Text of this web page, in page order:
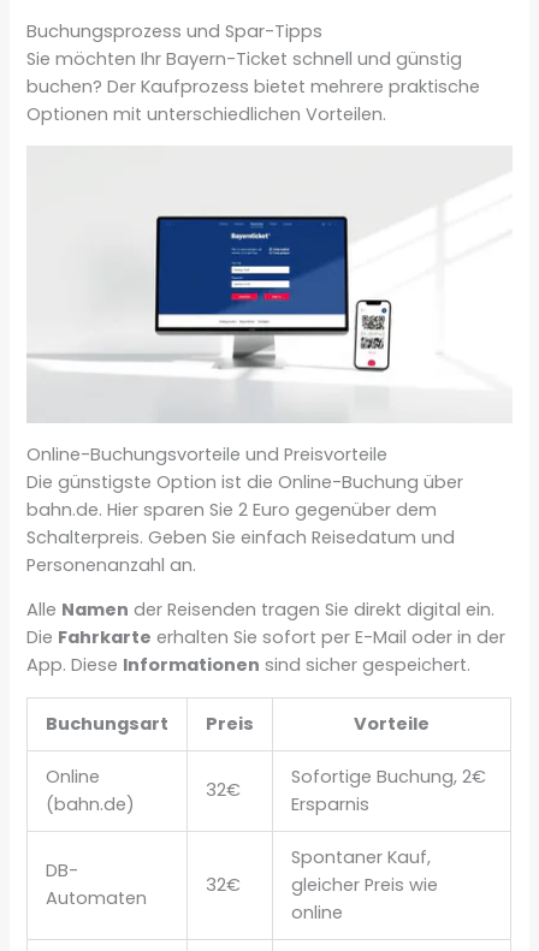
Buchungsprozess und Spar-Tipps
Sie möchten Ihr Bayern-Ticket schnell und günstig
buchen? Der Kaufprozess bietet mehrere praktische
Optionen mit unterschiedlichen Vorteilen.
Online-Buchungsvorteile und Preisvorteile
Die günstigste Option ist die Online-Buchung über
bahn.de. Hier sparen Sie 2 Euro gegenüber dem
Schalterpreis. Geben Sie einfach Reisedatum und
Personenanzahl an.
Alle Namen der Reisenden tragen Sie direkt digital ein.
Die Fahrkarte erhalten Sie sofort per E-Mail oder in der
App. Diese Informationen sind sicher gespeichert.
Buchungsart Preis Vorteile
Online
(bahn.de)
32€
Sofortige Buchung, 2€
Ersparnis
DB-
Automaten
32€
Spontaner Kauf,
gleicher Preis wie
online